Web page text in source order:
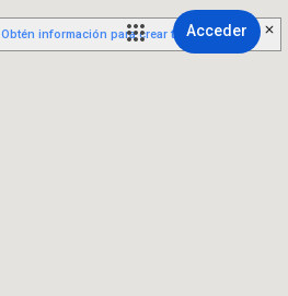
Acceder
Obtén información para crear tu propio mapa.